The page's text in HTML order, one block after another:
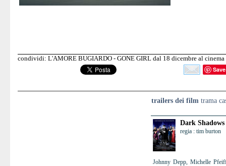
condividi: L'AMORE BUGIARDO - GONE GIRL dal 18 dicembre al cinema
Save
trailers dei film trama
Dark Shadows
regia : tim burton
Johnny Depp, Michelle